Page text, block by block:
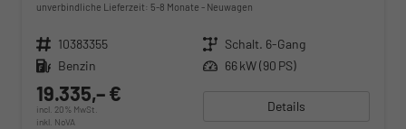
unverbindliche Lieferzeit: 5-8 Monate Neuwagen
Fahrzeugnr. 10383355 Getriebe Schalt. 6-Gang
Kraftstoff Benzin Leistung 66 kW (90 PS)
19.335,– €
incl. 20% MwSt.
inkl. NoVA
Details